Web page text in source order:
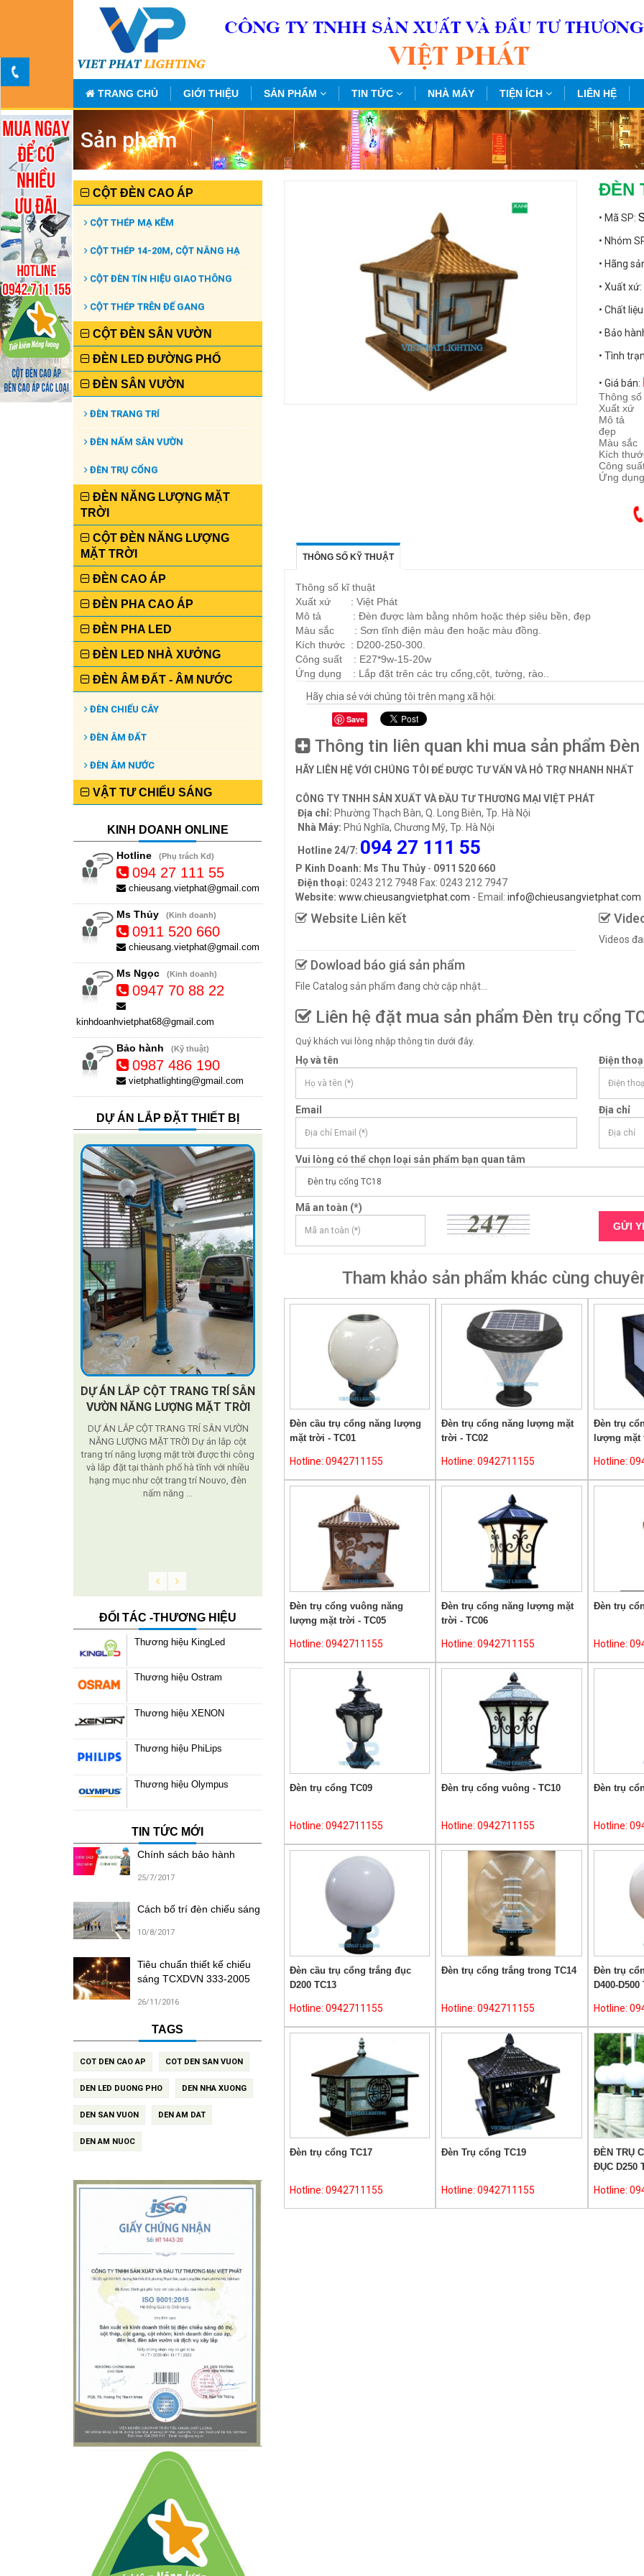
TRANG CHỦ GIỚI THIỆU SẢN PHẨM TIN TỨC NHÀ MÁY TIỆN ÍCH LIÊN HỆ
Sản phẩm
ĐÈN
• Mã SP:
• Nhóm
• Hãng
• Xuất xứ:
• Chất liệu:
• Bảo
• Tình
• Giá bán:
Thông
Xuất xứ
Mô tả :
đẹp
Màu sắc
Kích
Công
Ứng
THÔNG SỐ KỸ THUẬT
Thông số kĩ thuật
Xuất xứ : Việt Phát
Mô tả : Đèn được làm bằng nhôm hoặc thép siêu bền, đẹp
Màu sắc : Sơn tĩnh điện màu đen hoặc màu đồng.
Kích thước : D200-250-300.
Công suất : E27*9w-15-20w
Ứng dụng : Lắp đặt trên các trụ cổng,cột, tường, rào..
Hãy chia sẻ với chúng tôi trên mạng xã hội:
Save
Thông tin liên quan khi mua sản phẩm Đèn
HÃY LIÊN HỆ VỚI CHÚNG TÔI ĐỂ ĐƯỢC TƯ VẤN VÀ HỖ TRỢ NHANH NHẤT
CÔNG TY TNHH SẢN XUẤT VÀ ĐẦU TƯ THƯƠNG MẠI VIỆT PHÁT
Địa chỉ: Phường Thạch Bàn, Q. Long Biên, Tp. Hà Nội
Nhà Máy: Phú Nghĩa, Chương Mỹ, Tp. Hà Nội
Hotline 24/7: 094 27 111 55
P Kinh Doanh: Ms Thu Thủy- 0911 520 660
Điện thoại: 0243 212 7948 Fax: 0243 212 7947
Website: www.chieusangvietphat.com - Email: info@chieusangvietphat.com
Website Liên kết
Dowload báo giá sản phẩm
File Catalog sản phẩm đang chờ cập nhật...
Videos
Liên hệ đặt mua sản phẩm Đèn trụ cổng
Quý khách vui lòng nhập thông tin dưới đây.
Họ và tên Điện
Email Địa chỉ
Vui lòng có thể chọn loại sản phẩm bạn quan tâm
Mã an toàn (*)
Tham khảo sản phẩm khác cùng
Đèn cầu trụ cổng năng lượng
mặt trời - TC01
Hotline: 0942711155
Đèn trụ cổng năng lượng mặt
trời - TC02
Hotline: 0942711155
Đèn trụ
lượng mặt
Hotline:
Đèn trụ cổng vuông năng
lượng mặt trời - TC05
Hotline: 0942711155
Đèn trụ cổng năng lượng mặt
trời - TC06
Hotline: 0942711155
Đèn trụ
Hotline:
Đèn trụ cổng TC09
Hotline: 0942711155
Đèn trụ cổng vuông - TC10
Hotline: 0942711155
Đèn trụ
Hotline:
Đèn cầu trụ cổng trắng đục
D200 TC13
Hotline: 0942711155
Đèn trụ cổng trắng trong TC14
Hotline: 0942711155
Đèn trụ
D400-D500
Hotline:
Đèn trụ cổng TC17
Hotline: 0942711155
Đèn Trụ cổng TC19
Hotline: 0942711155
ĐÈN TRỤ
ĐỤC D250
Hotline:
CỘT ĐÈN CAO ÁP
CỘT THÉP MẠ KẼM
CỘT THÉP 14-20M, CỘT NÂNG HẠ
CỘT ĐÈN TÍN HIỆU GIAO THÔNG
CỘT THÉP TRÊN ĐẾ GANG
CỘT ĐÈN SÂN VƯỜN
ĐÈN LED ĐƯỜNG PHỐ
ĐÈN SÂN VƯỜN
ĐÈN TRANG TRÍ
ĐÈN NẤM SÂN VƯỜN
ĐÈN TRỤ CỔNG
ĐÈN NĂNG LƯỢNG MẶT
TRỜI
CỘT ĐÈN NĂNG LƯỢNG
MẶT TRỜI
ĐÈN CAO ÁP
ĐÈN PHA CAO ÁP
ĐÈN PHA LED
ĐÈN LED NHÀ XƯỞNG
ĐÈN ÂM ĐẤT - ÂM NƯỚC
ĐÈN CHIẾU CÂY
ĐÈN ÂM ĐẤT
ĐÈN ÂM NƯỚC
VẬT TƯ CHIẾU SÁNG
KINH DOANH ONLINE
Hotline (Phụ trách Kd)
094 27 111 55
chieusang.vietphat@gmail.com
Ms Thủy (Kinh doanh)
0911 520 660
chieusang.vietphat@gmail.com
Ms Ngọc (Kinh doanh)
0947 70 88 22
kinhdoanhvietphat68@gmail.com
Bảo hành (Kỹ thuật)
0987 486 190
vietphatlighting@gmail.com
DỰ ÁN LẮP ĐẶT THIẾT BỊ
DỰ ÁN LẮP CỘT TRANG TRÍ SÂN
VƯỜN NĂNG LƯỢNG MẶT TRỜI
DỰ ÁN LẮP CỘT TRANG TRÍ SÂN VƯỜN
NĂNG LƯỢNG MẶT TRỜI Dự án lắp cột
trang trí năng lượng mặt trời được thi công
và lắp đặt tại thành phố hà tĩnh với nhiều
hạng mục như cột trang trí Nouvo, đèn
nấm năng ...
Cầu 17-10 Lạng Sơn
Dự án được triền khai tại Cầu 17 tháng 10
Tp Lạng Sơn ...
Cột đèn trang trí sân vườn - Dự
án triển khai tại Đền Trần Thái
Bình
Việt phát lighting là đơn vị chuyển cung
cấp cột đèn cao áp, đèn cao áp, đèn led
đường phố, đèn nhà xưởng, đèn led
xưởng, đèn sân vườn, cột đèn sân vườn và
nhiều loại khác. Mọi chi tiết xin liên hệ để
được tư vấn tốt nhất ...
ĐỐI TÁC -THƯƠNG HIỆU
Thương hiệu KingLed
Thương hiệu Ostram
Thương hiệu XENON
Thương hiệu PhiLips
Thương hiệu Olympus
TIN TỨC MỚI
Chính sách bảo hành
25/7/2017
Cách bố trí đèn chiếu sáng
10/8/2017
Tiêu chuẩn thiết kế chiếu
sáng TCXDVN 333-2005
26/11/2016
TAGS
COT DEN CAO AP COT DEN SAN VUON
DEN LED DUONG PHO DEN NHA XUONG
DEN SAN VUON DEN AM DAT
DEN AM NUOC